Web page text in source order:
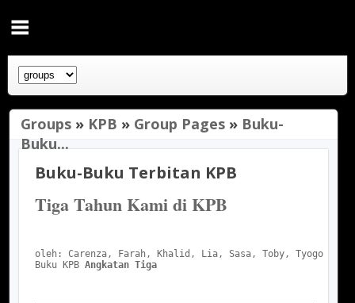
Groups » KPB » Group Pages » Buku-
Buku...
Buku-Buku Terbitan KPB
Tiga Tahun Kami di KPB
oleh: Carenza, Farah, Khalid, Lia, Sasa, Toby, Tyogo
Buku KPB Angkatan Tiga